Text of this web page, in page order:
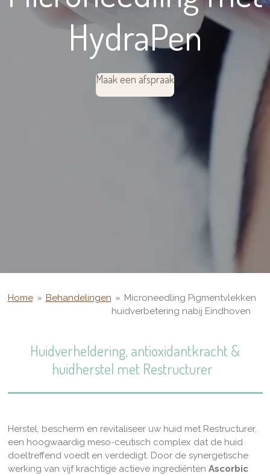
HydraPen
Maak een afspraak
Home » Behandelingen » Microneedling Pigmentvlekken
huidverbetering nabij Eindhoven
Huidverheldering, antioxidantkracht &
huidherstel met Restructurer
Herstel, bescherm en revitaliseer uw huid met Restructurer,
een hoogwaardig meso-ceutisch complex dat de huid
doeltreffend voedt en verdedigt. Door de synergetische
werking van vijf krachtige actieve ingrediënten Ascorbic